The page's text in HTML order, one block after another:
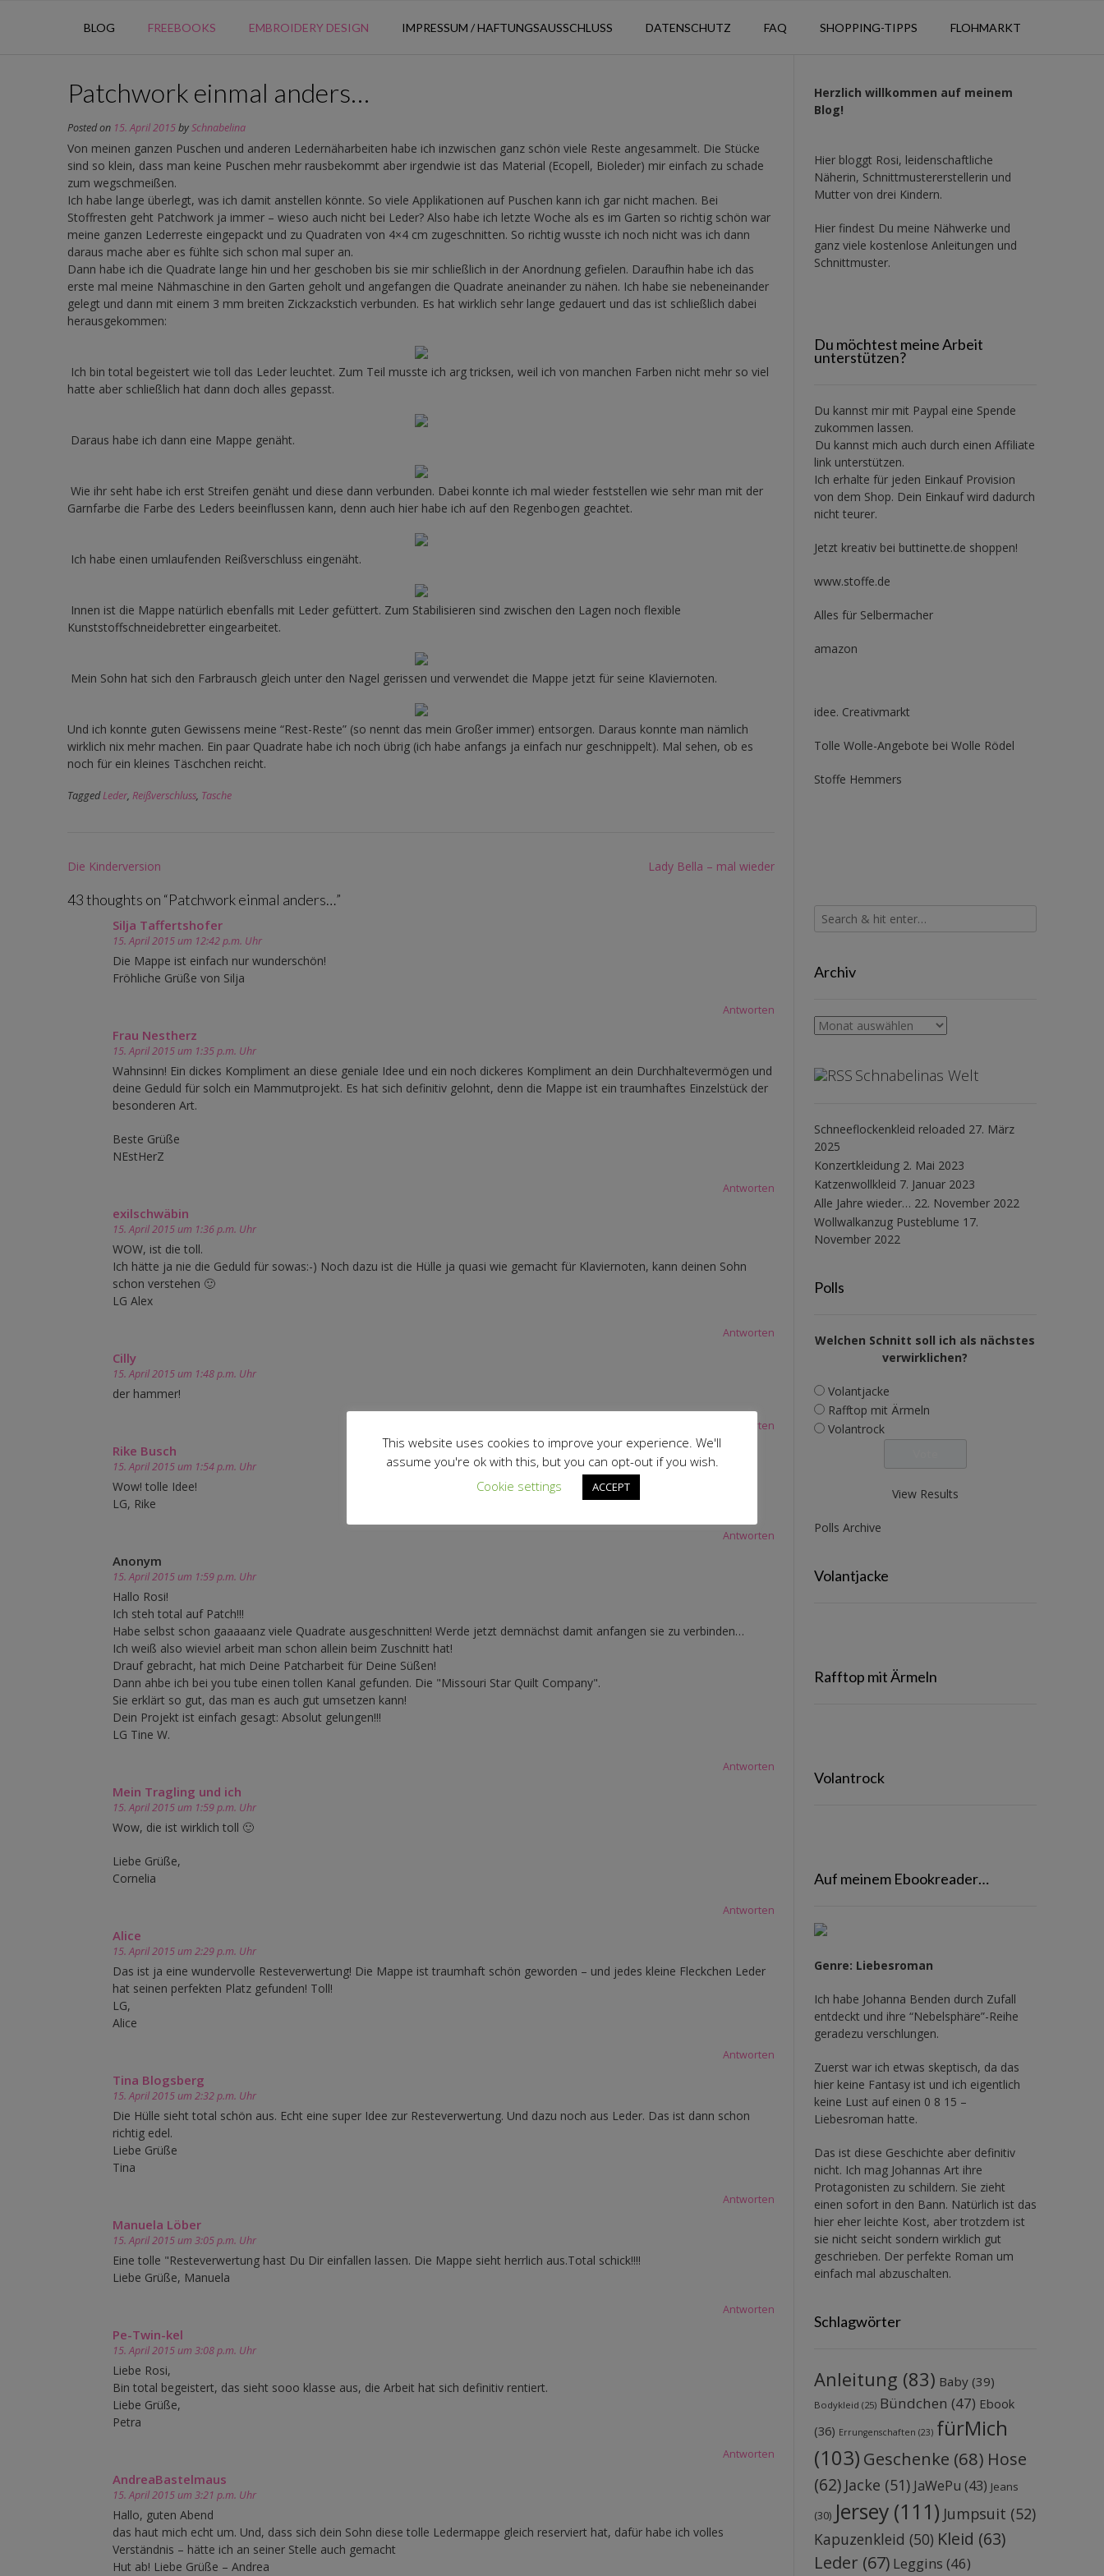
BLOG FREEBOOKS EMBROIDERY DESIGN IMPRESSUM / HAFTUNGSAUSSCHLUSS DATENSCHUTZ FAQ SHOPPING-TIPPS FLOHMARKT
Patchwork einmal anders…
Posted on 15. April 2015bySchnabelina
Von meinen ganzen Puschen und anderen Ledernäharbeiten habe ich inzwischen ganz schön viele Reste angesammelt. Die Stücke
sind so klein, dass man keine Puschen mehr rausbekommt aber irgendwie ist das Material (Ecopell, Bioleder) mir einfach zu schade
zum wegschmeißen.
Ich habe lange überlegt, was ich damit anstellen könnte. So viele Applikationen auf Puschen kann ich gar nicht machen. Bei
Stoffresten geht Patchwork ja immer – wieso auch nicht bei Leder? Also habe ich letzte Woche als es im Garten so richtig schön war
meine ganzen Lederreste eingepackt und zu Quadraten von 4×4 cm zugeschnitten. So richtig wusste ich noch nicht was ich dann
daraus mache aber es fühlte sich schon mal super an.
Dann habe ich die Quadrate lange hin und her geschoben bis sie mir schließlich in der Anordnung gefielen. Daraufhin habe ich das
erste mal meine Nähmaschine in den Garten geholt und angefangen die Quadrate aneinander zu nähen. Ich habe sie nebeneinander
gelegt und dann mit einem 3 mm breiten Zickzackstich verbunden. Es hat wirklich sehr lange gedauert und das ist schließlich dabei
herausgekommen:
Ich bin total begeistert wie toll das Leder leuchtet. Zum Teil musste ich arg tricksen, weil ich von manchen Farben nicht mehr so viel
hatte aber schließlich hat dann doch alles gepasst.
Daraus habe ich dann eine Mappe genäht.
Wie ihr seht habe ich erst Streifen genäht und diese dann verbunden. Dabei konnte ich mal wieder feststellen wie sehr man mit der
Garnfarbe die Farbe des Leders beeinflussen kann, denn auch hier habe ich auf den Regenbogen geachtet.
Ich habe einen umlaufenden Reißverschluss eingenäht.
Innen ist die Mappe natürlich ebenfalls mit Leder gefüttert. Zum Stabilisieren sind zwischen den Lagen noch flexible
Kunststoffschneidebretter eingearbeitet.
Mein Sohn hat sich den Farbrausch gleich unter den Nagel gerissen und verwendet die Mappe jetzt für seine Klaviernoten.
Und ich konnte guten Gewissens meine “Rest-Reste” (so nennt das mein Großer immer) entsorgen. Daraus konnte man nämlich
wirklich nix mehr machen. Ein paar Quadrate habe ich noch übrig (ich habe anfangs ja einfach nur geschnippelt). Mal sehen, ob es
noch für ein kleines Täschchen reicht.
TaggedLeder, Reißverschluss, Tasche
Post
Die Kinderversion Lady Bella – mal wieder
43 thoughts on “Patchwork einmal anders…”
Silja Taffertshofer
15. April 2015 um 12:42 p.m. Uhr
Die Mappe ist einfach nur wunderschön!
Fröhliche Grüße von Silja
Antworten
Frau Nestherz
15. April 2015 um 1:35 p.m. Uhr
Wahnsinn! Ein dickes Kompliment an diese geniale Idee und ein noch dickeres Kompliment an dein Durchhaltevermögen und
deine Geduld für solch ein Mammutprojekt. Es hat sich definitiv gelohnt, denn die Mappe ist ein traumhaftes Einzelstück der
besonderen Art.
Beste Grüße
NEstHerZ
Antworten
exilschwäbin
15. April 2015 um 1:36 p.m. Uhr
WOW, ist die toll.
Ich hätte ja nie die Geduld für sowas:-) Noch dazu ist die Hülle ja quasi wie gemacht für Klaviernoten, kann deinen Sohn
schon verstehen 🙂
LG Alex
Antworten
Cilly
15. April 2015 um 1:48 p.m. Uhr
der hammer!
Antworten
Rike Busch
15. April 2015 um 1:54 p.m. Uhr
Wow! tolle Idee!
LG, Rike
Antworten
Anonym
15. April 2015 um 1:59 p.m. Uhr
Hallo Rosi!
Ich steh total auf Patch!!!
Habe selbst schon gaaaaanz viele Quadrate ausgeschnitten! Werde jetzt demnächst damit anfangen sie zu verbinden…
Ich weiß also wieviel arbeit man schon allein beim Zuschnitt hat!
Drauf gebracht, hat mich Deine Patcharbeit für Deine Süßen!
Dann ahbe ich bei you tube einen tollen Kanal gefunden. Die "Missouri Star Quilt Company".
Sie erklärt so gut, das man es auch gut umsetzen kann!
Dein Projekt ist einfach gesagt: Absolut gelungen!!!
LG Tine W.
Antworten
Mein Tragling und ich
15. April 2015 um 1:59 p.m. Uhr
Wow, die ist wirklich toll 🙂
Liebe Grüße,
Cornelia
Antworten
Alice
15. April 2015 um 2:29 p.m. Uhr
Das ist ja eine wundervolle Resteverwertung! Die Mappe ist traumhaft schön geworden – und jedes kleine Fleckchen Leder
hat seinen perfekten Platz gefunden! Toll!
LG,
Alice
Antworten
Tina Blogsberg
15. April 2015 um 2:32 p.m. Uhr
Die Hülle sieht total schön aus. Echt eine super Idee zur Resteverwertung. Und dazu noch aus Leder. Das ist dann schon
richtig edel.
Liebe Grüße
Tina
Antworten
Manuela Löber
15. April 2015 um 3:05 p.m. Uhr
Eine tolle "Resteverwertung hast Du Dir einfallen lassen. Die Mappe sieht herrlich aus.Total schick!!!!
Liebe Grüße, Manuela
Antworten
Pe-Twin-kel
15. April 2015 um 3:08 p.m. Uhr
Liebe Rosi,
Bin total begeistert, das sieht sooo klasse aus, die Arbeit hat sich definitiv rentiert.
Liebe Grüße,
Petra
Antworten
AndreaBastelmaus
15. April 2015 um 3:21 p.m. Uhr
Hallo, guten Abend
das haut mich echt um. Und, dass sich dein Sohn diese tolle Ledermappe gleich reserviert hat, dafür habe ich volles
Verständnis – hätte ich an seiner Stelle auch gemacht
Hut ab! Liebe Grüße – Andrea
Herzlich willkommen auf meinem
Blog!
Hier bloggt Rosi, leidenschaftliche
Näherin, Schnittmustererstellerin und
Mutter von drei Kindern.
Hier findest Du meine Nähwerke und
ganz viele kostenlose Anleitungen und
Schnittmuster.
Du möchtest meine Arbeit
unterstützen?
Du kannst mir mit Paypal eine Spende
zukommen lassen.
Du kannst mich auch durch einen Affiliate
link unterstützen.
Ich erhalte für jeden Einkauf Provision
von dem Shop. Dein Einkauf wird dadurch
nicht teurer.
Jetzt kreativ bei buttinette.de shoppen!
www.stoffe.de
Alles für Selbermacher
amazon
idee. Creativmarkt
Tolle Wolle-Angebote bei Wolle Rödel
Stoffe Hemmers
Archiv
Archiv
Schnabelinas Welt
Schneeflockenkleid reloaded 27. März
2025
Konzertkleidung 2. Mai 2023
Katzenwollkleid 7. Januar 2023
Alle Jahre wieder… 22. November 2022
Wollwalkanzug Pusteblume 17.
November 2022
Polls
Welchen Schnitt soll ich als nächstes
verwirklichen?
Volantjacke
Rafftop mit Ärmeln
Volantrock
View Results
Polls Archive
Volantjacke
Rafftop mit Ärmeln
Volantrock
Auf meinem Ebookreader…
Genre: Liebesroman
Ich habe Johanna Benden durch Zufall
entdeckt und ihre “Nebelsphäre”-Reihe
geradezu verschlungen.
Zuerst war ich etwas skeptisch, da das
hier keine Fantasy ist und ich eigentlich
keine Lust auf einen 0 8 15 –
Liebesroman hatte.
Das ist diese Geschichte aber definitiv
nicht. Ich mag Johannas Art ihre
Protagonisten zu schildern. Sie zieht
einen sofort in den Bann. Natürlich ist das
hier eher leichte Kost, aber trotzdem ist
sie nicht seicht sondern wirklich gut
geschrieben. Der perfekte Roman um
einfach mal abzuschalten.
Schlagwörter
Anleitung (83) Baby(39)
Bodykleid (25) Bündchen (47) Ebook
(36) Errungenschaften (23) fürMich
(103) Geschenke (68) Hose
(62) Jacke (51) JaWePu (43) Jeans
(30) Jersey(111) Jumpsuit (52)
Kapuzenkleid (50) Kleid (63)
Leder (67) Leggins (46)
This website uses cookies to improve your experience. We'll
assume you're ok with this, but you can opt-out if you wish.
Cookie settings
ACCEPT